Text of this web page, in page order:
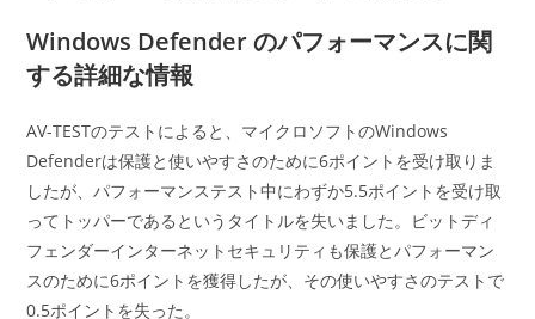
Windows Defender のパフォーマンスに関
する詳細な情報
AV-TESTのテストによると、マイクロソフトのWindows
Defenderは保護と使いやすさのために6ポイントを受け取りま
したが、パフォーマンステスト中にわずか5.5ポイントを受け取
ってトッパーであるというタイトルを失いました。ビットディ
フェンダーインターネットセキュリティも保護とパフォーマン
スのために6ポイントを獲得したが、その使いやすさのテストで
0.5ポイントを失った。